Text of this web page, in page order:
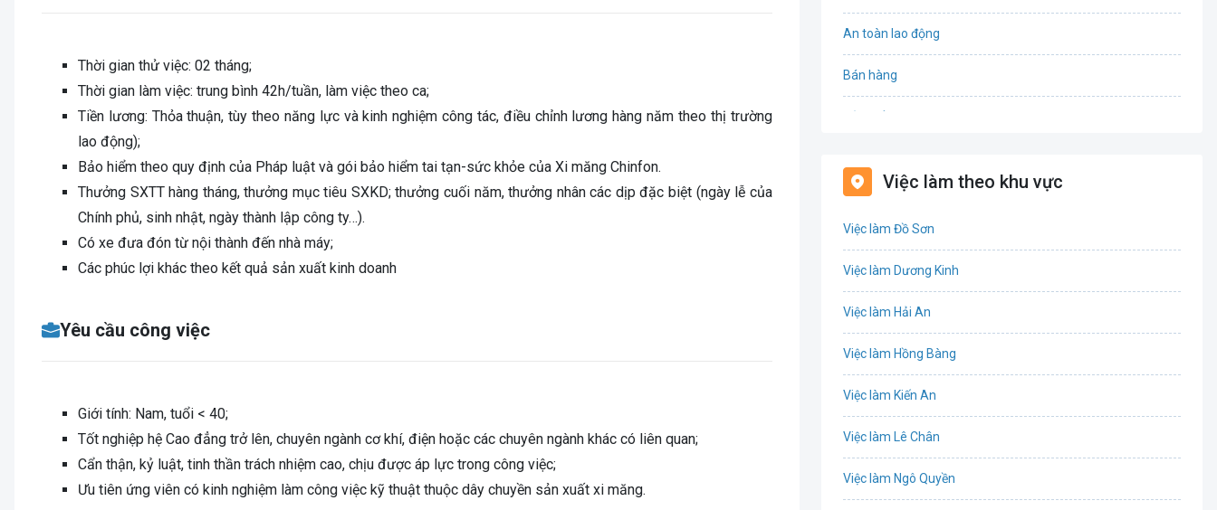
Thời gian thử việc: 02 tháng;
Thời gian làm việc: trung bình 42h/tuần, làm việc theo ca;
Tiền lương: Thỏa thuận, tùy theo năng lực và kinh nghiệm công tác, điều chỉnh lương hàng năm theo thị trường
lao động);
Bảo hiểm theo quy định của Pháp luật và gói bảo hiểm tai tạn-sức khỏe của Xi măng Chinfon.
Thưởng SXTT hàng tháng, thưởng mục tiêu SXKD; thưởng cuối năm, thưởng nhân các dịp đặc biệt (ngày lễ của
Chính phủ, sinh nhật, ngày thành lập công ty…).
Có xe đưa đón từ nội thành đến nhà máy;
Các phúc lợi khác theo kết quả sản xuất kinh doanh
Yêu cầu công việc
Giới tính: Nam, tuổi < 40;
Tốt nghiệp hệ Cao đẳng trở lên, chuyên ngành cơ khí, điện hoặc các chuyên ngành khác có liên quan;
Cẩn thận, kỷ luật, tinh thần trách nhiệm cao, chịu được áp lực trong công việc;
Ưu tiên ứng viên có kinh nghiệm làm công việc kỹ thuật thuộc dây chuyền sản xuất xi măng.
An toàn lao động
Bán hàng
Biên phiên dịch
Việc làm theo khu vực
Việc làm Đồ Sơn
Việc làm Dương Kinh
Việc làm Hải An
Việc làm Hồng Bàng
Việc làm Kiến An
Việc làm Lê Chân
Việc làm Ngô Quyền